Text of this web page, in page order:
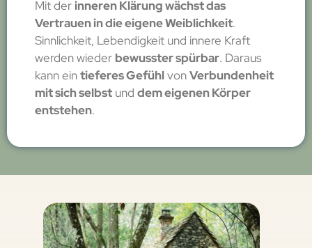
Mit der inneren Klärung wächst das
Vertrauen in die eigene Weiblichkeit.
Sinnlichkeit, Lebendigkeit und innere Kraft
werden wieder bewusster spürbar. Daraus
kann eintieferes GefühlvonVerbundenheit
mit sich selbst und dem eigenen Körper
entstehen.